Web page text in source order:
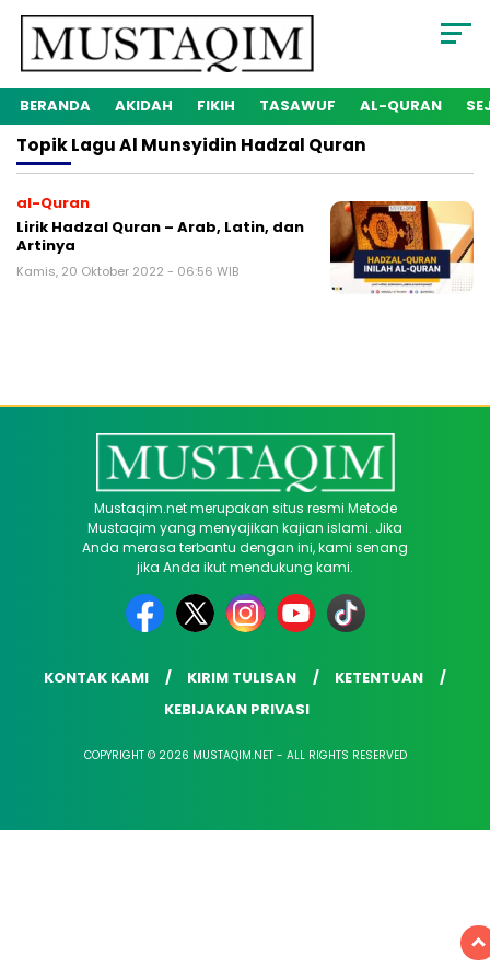
BERANDA AKIDAH FIKIH TASAWUF AL-QURAN
TopikLagu Al Munsyidin Hadzal Quran
al-Quran
Lirik Hadzal Quran – Arab, Latin, dan
Artinya
Kamis, 20 Oktober 2022 - 06:56 WIB
Mustaqim.net merupakan situs resmi Metode
Mustaqim yang menyajikan kajian islami. Jika
Anda merasa terbantu dengan ini, kami senang
jika Anda ikut mendukung kami.
KONTAK KAMI KIRIM TULISAN
KETENTUAN
KEBIJAKAN PRIVASI
COPYRIGHT © 2026 MUSTAQIM.NET - ALL RIGHTS RESERVED